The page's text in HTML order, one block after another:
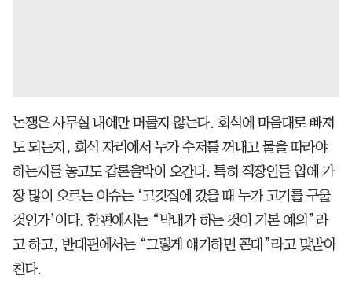
논쟁은 사무실 내에만 머물지 않는다. 회식에 마음대로 빠져
도 되는지, 회식 자리에서 누가 수저를 꺼내고 물을 따라야
하는지를 놓고도 갑론을박이 오간다. 특히 직장인들 입에 가
장 많이 오르는 이슈는 ‘고깃집에 갔을 때 누가 고기를 구울
것인가’이다. 한편에서는 “막내가 하는 것이 기본 예의”라
고 하고, 반대편에서는 “그렇게 얘기하면 꼰대”라고 맞받아
친다.